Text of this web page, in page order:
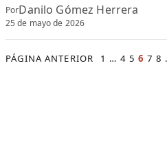
PorDanilo Gómez Herrera
25 de mayo de 2026
PÁGINA ANTERIOR 1 … 4 5 6 7 8